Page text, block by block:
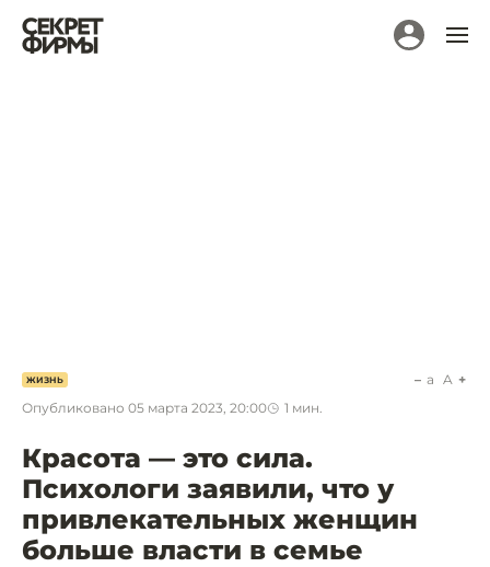
ЖИЗНЬ
Опубликовано 05 марта 2023, 20:00 1 мин.
a A
Красота — это сила.
Психологи заявили, что у
привлекательных женщин
больше власти в семье